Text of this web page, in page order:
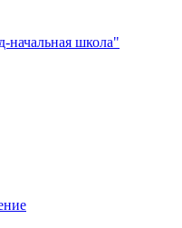
начальная школа"